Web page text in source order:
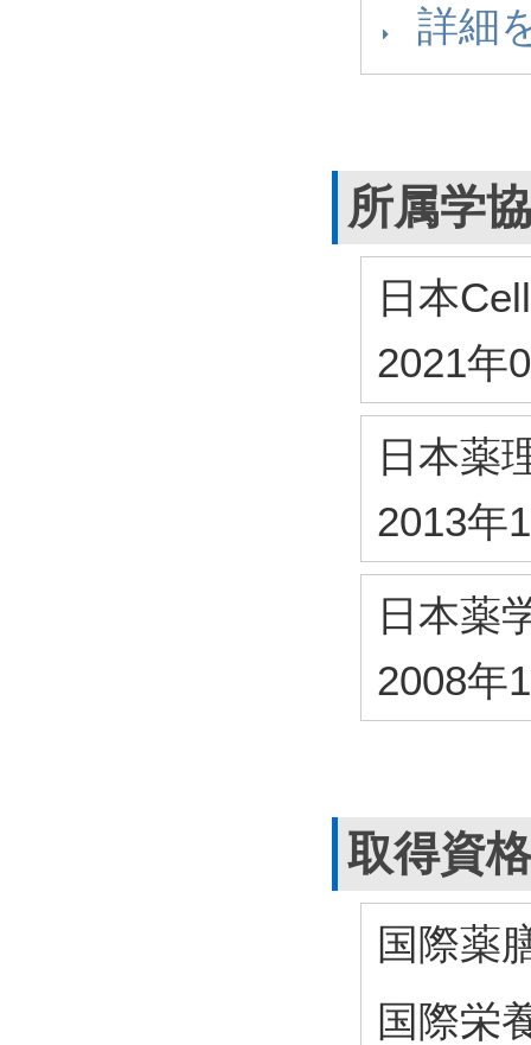
詳細
所属学
日本
2021年
日本薬
2013年
日本薬
2008年
取得資格
国際薬
国際栄